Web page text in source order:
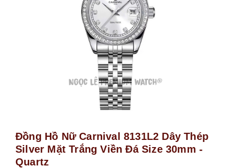
Đồng Hồ Nữ Carnival 8131L2 Dây Thép
Silver Mặt Trắng Viền Đá Size 30mm -
Quartz